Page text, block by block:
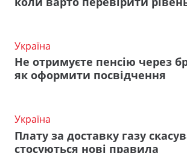
Україна
Не отримуєте пенсію через
як оформити посвідчення
Україна
Плату за доставку газу
стосуються нові правила